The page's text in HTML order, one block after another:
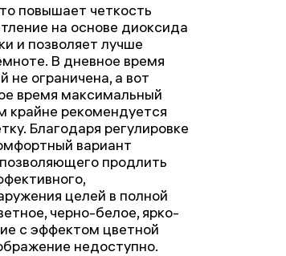
повышает четкость
на основе диоксида
и позволяет лучше
В дневное время
ограничена, а вот
время максимальный
крайне рекомендуется
Благодаря регулировке
вариант
продлить
целей в полной
черно-белое, ярко-
с эффектом цветной
недоступно.